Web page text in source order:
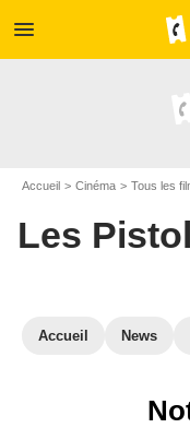
menu
Accueil Cinéma Tous les
Les
Accueil News